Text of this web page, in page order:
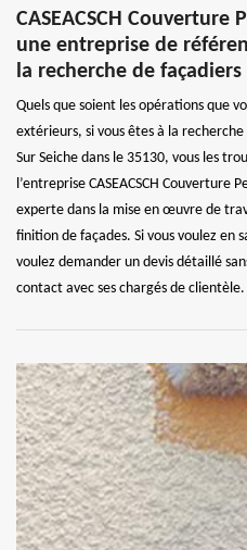
CASEACSCH
une entreprise de
la recherche de
Quels que soient les opérations que
extérieurs, si vous êtes à la
Sur Seiche dans le 35130, vous les
l’entreprise CASEACSCH
experte dans la mise en œuvre de
finition de façades. Si vous voulez en
voulez demander un devis détaillé
contact avec ses chargés de clientèle.